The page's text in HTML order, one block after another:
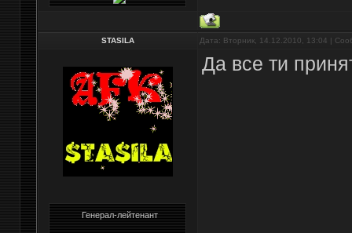
STASILA Дата: Вторник, 14.12.2010, 13:04 |
Генерал-лейтенант
Да все ти